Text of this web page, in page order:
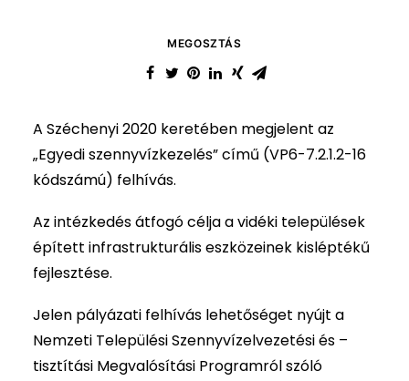
MEGOSZTÁS
A Széchenyi 2020 keretében megjelent az
„Egyedi szennyvízkezelés” című (VP6-7.2.1.2-16
kódszámú) felhívás.
Az intézkedés átfogó célja a vidéki települések
épített infrastrukturális eszközeinek kisléptékű
fejlesztése.
Jelen pályázati felhívás lehetőséget nyújt a
Nemzeti Települési Szennyvízelvezetési és –
tisztítási Megvalósítási Programról szóló